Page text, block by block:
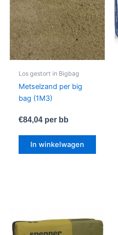
Los gestort in Bigbag
Metselzand per big
bag (1M3)
€84,04per bb
In winkelwagen